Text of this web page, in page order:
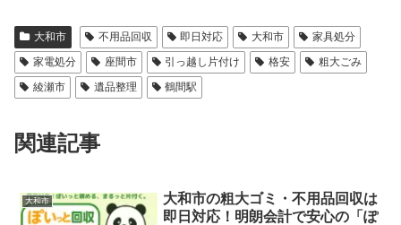
大和市 不用品回収 即日対応 大和市
家具処分
家電処分
座間市 引っ越し片付け 格安
粗大ごみ
綾瀬市
遺品整理 鶴間駅
関連記事
大和市
大和市の粗大ゴミ・不用品回収は
即日対応！明朗会計で安心の「ぽ